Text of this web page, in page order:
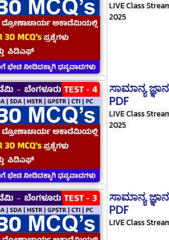
LIVE Class
2025
ಸಾಮಾನ್ಯ
PDF
LIVE Class
2025
ಸಾಮಾನ್ಯ
PDF
LIVE Class